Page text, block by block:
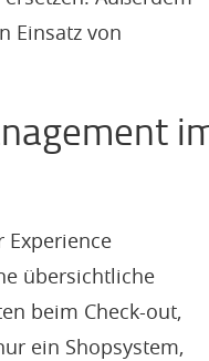
Einsatz von
Experience
übersichtliche
beim Check-out,
ein Shopsystem,